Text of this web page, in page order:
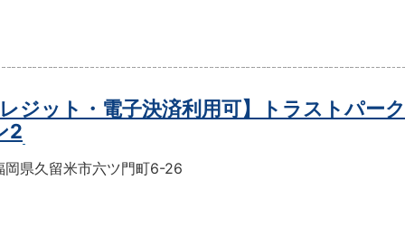
レジット・電子決済利用可】トラストパー
2
岡県久留米市六ツ門町6-26